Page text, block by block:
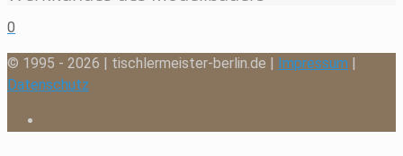
0
© 1995 - 2026 | tischlermeister-berlin.de | Impressum
Datenschutz